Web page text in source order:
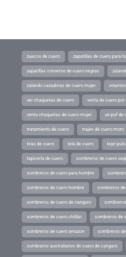
zuecos de cuero zapatillas de cuero para
zapatillas converse de cuero negras
zalando cazadoras de cuero mujer
ver chaquetas de cuero venta de cuero por
venta chaquetas de cuero mujer un puf de
tratamiento de cuero trajes de cuero moto
tiras de cuero tela de cuero tejer
tapicería de cuero sombreros de cuero
sombreros de cuero para hombre
sombreros de cuero hombre sombreros
sombreros de cuero de canguro
sombreros de cuero chillán sombreros de
sombreros de cuero amazon sombreros
sombreros australianos de cuero de canguro